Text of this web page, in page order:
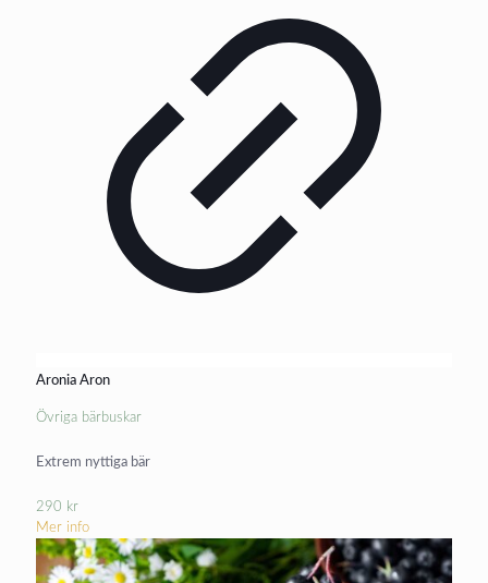
Aronia Aron
Övriga bärbuskar
Extrem nyttiga bär
290 kr
Mer info